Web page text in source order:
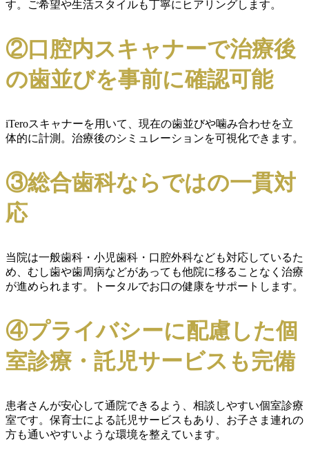
す。ご希望や生活スタイルも丁寧にヒアリングします。
②口腔内スキャナーで治療後
の歯並びを事前に確認可能
iTeroスキャナーを用いて、現在の歯並びや噛み合わせを立
体的に計測。治療後のシミュレーションを可視化できます。
③総合歯科ならではの一貫対
応
当院は一般歯科・小児歯科・口腔外科なども対応しているた
め、むし歯や歯周病などがあっても他院に移ることなく治療
が進められます。トータルでお口の健康をサポートします。
④プライバシーに配慮した個
室診療・託児サービスも完備
患者さんが安心して通院できるよう、相談しやすい個室診療
室です。保育士による託児サービスもあり、お子さま連れの
方も通いやすいような環境を整えています。